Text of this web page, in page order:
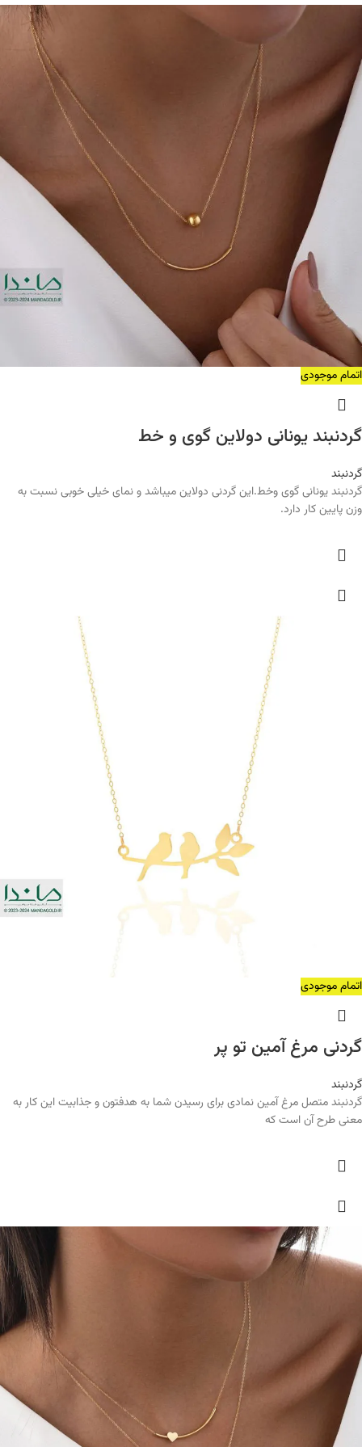
اتمام موجودی
گردنبند یونانی دولاین گوی و خط
گردنبند
گردنبند یونانی گوی وخط.این گردنی دولاین میباشد و نمای خیلی خوبی نسبت به
وزن پایین کار دارد.
اتمام موجودی
گردنی مرغ آمین تو پر
گردنبند
گردنبند متصل مرغ آمین نمادی برای رسیدن شما به هدفتون و جذابیت این کار به
معنی طرح آن است که